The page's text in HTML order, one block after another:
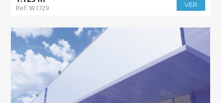
Ref. W1729 VER